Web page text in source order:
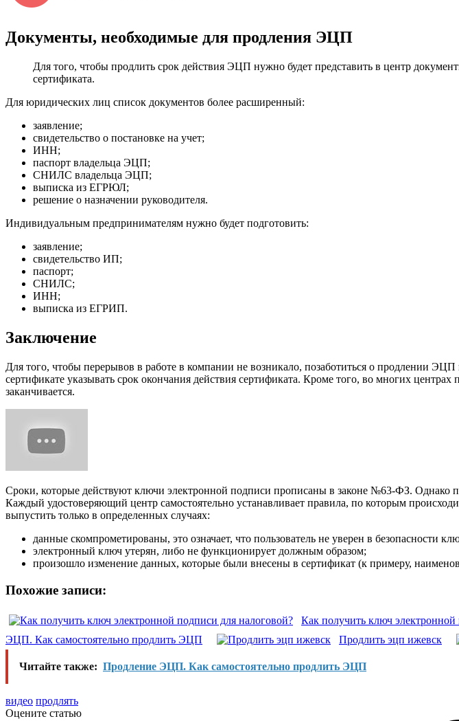
Документы, необходимые для продления ЭЦП
Для того, чтобы продлить срок действия ЭЦП нужно будет представить в центр
сертификата.
Для юридических лиц список документов более расширенный:
заявление;
свидетельство о постановке на учет;
ИНН;
паспорт владельца ЭЦП;
СНИЛС владельца ЭЦП;
выписка из ЕГРЮЛ;
решение о назначении руководителя.
Индивидуальным предпринимателям нужно будет подготовить:
заявление;
свидетельство ИП;
паспорт;
СНИЛС;
ИНН;
выписка из ЕГРИП.
Заключение
Для того, чтобы перерывов в работе в компании не возникало, позаботиться о продлении
сертификате указывать срок окончания действия сертификата. Кроме того, во многих
заканчивается.
Сроки, которые действуют ключи электронной подписи прописаны в законе №63-ФЗ. Однако
Каждый удостоверяющий центр самостоятельно устанавливает правила, по которым
выпустить только в определенных случаях:
данные скомпрометированы, это означает, что пользователь не уверен в безопасности
электронный ключ утерян, либо не функционирует должным образом;
произошло изменение данных, которые были внесены в сертификат (к примеру,
Похожие записи:
Как получить ключ
ЭЦП. Как самостоятельно продлить ЭЦП
Продлить эцп ижевск
Читайте также: Продление ЭЦП. Как самостоятельно продлить ЭЦП
видео продлять
Оцените статью